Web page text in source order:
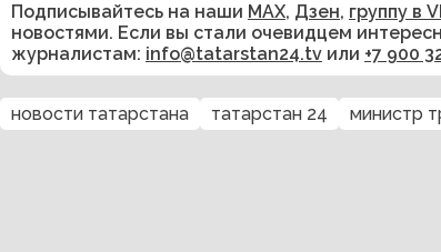
Подписывайтесь на наши MAX, Дзен, группу в
новостями. Если вы стали очевидцем
журналистам: info@tatarstan24.tv или +7 900
новости татарстана татарстан 24 министр